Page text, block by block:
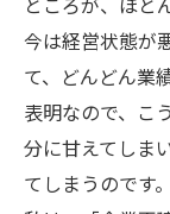
今は経営状態が
て、どんどん業
表明なので、こ
分に甘えてしま
てしまうのです。